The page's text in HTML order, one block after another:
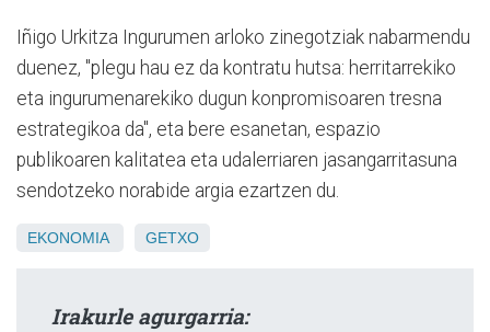
Iñigo Urkitza Ingurumen arloko zinegotziak nabarmendu
duenez, "plegu hau ez da kontratu hutsa: herritarrekiko
eta ingurumenarekiko dugun konpromisoaren tresna
estrategikoa da", eta bere esanetan, espazio
publikoaren kalitatea eta udalerriaren jasangarritasuna
sendotzeko norabide argia ezartzen du.
EKONOMIA GETXO
Irakurle agurgarria: